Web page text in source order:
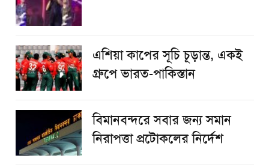
এশিয়া কাপের সূচি চূড়ান্ত, একই
গ্রুপে ভারত-পাকিস্তান
বিমানবন্দরে সবার জন্য সমান
নিরাপত্তা প্রটোকলের নির্দেশ